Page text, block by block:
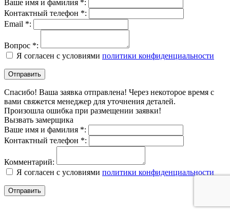
Ваше имя и фамилия *:
Контактный телефон *:
Email *:
Вопрос *:
Я согласен с условиями политики конфиденциальности
Спасибо! Ваша заявка отправлена! Через некоторое время с
вами свяжется менеджер для уточнения деталей.
Произошла ошибка при размещении заявки!
Вызвать замерщика
Ваше имя и фамилия *:
Контактный телефон *:
Комментарий:
Я согласен с условиями политики конфиденциальности